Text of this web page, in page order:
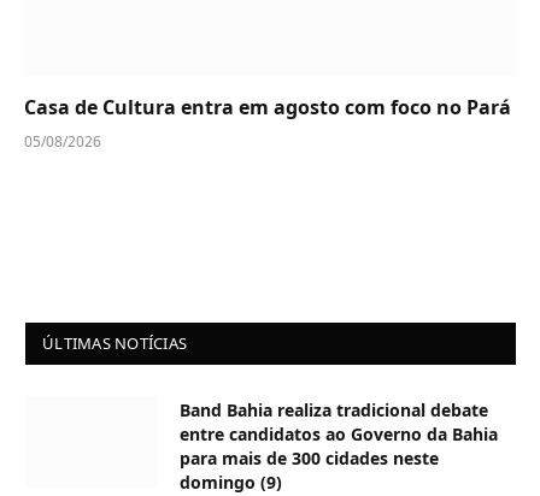
Casa de Cultura entra em agosto com foco no Pará
05/08/2026
ÚLTIMAS NOTÍCIAS
Band Bahia realiza tradicional debate
entre candidatos ao Governo da Bahia
para mais de 300 cidades neste
domingo (9)